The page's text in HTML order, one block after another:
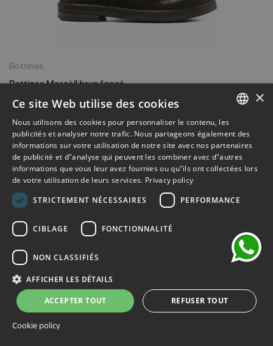
Bottines
Bottines Marsèll brun foncé
698,00 € 488,60 €
-30% ITALIAN
ENGLISH
FRENCH
×
Ce site Web utilise des cookies
Nous utilisons des cookies pour personnaliser le contenu, les
publicités et analyser notre trafic. Nous partageons également des
informations sur votre utilisation de notre site avec nos partenaires
de publicité et d"analyse qui peuvent les combiner avec d"autres
informations que vous leur avez fournies ou qu"ils ont collectées lors
de votre utilisation de leurs services. Privacy policy
STRICTEMENT NÉCESSAIRES
PERFORMANCE
CIBLAGE FONCTIONNALITÉ
NON CLASSIFIÉS
AFFICHER LES DÉTAILS
ACCEPTER TOUT REFUSER TOUT
Cookie policy